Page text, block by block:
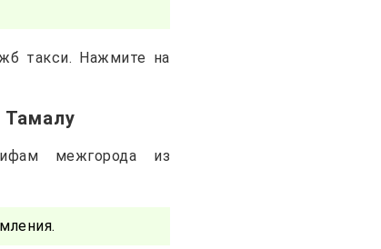
такси. Нажмите на
Тамалу
межгорода из